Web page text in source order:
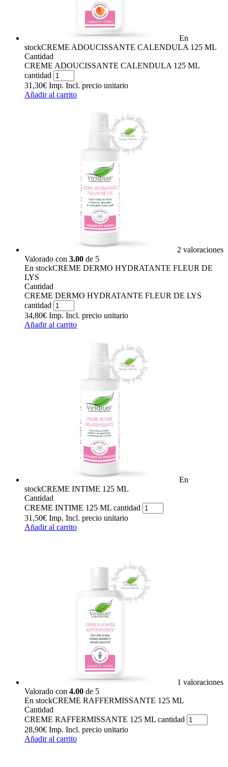
En
stockCREME ADOUCISSANTE CALENDULA 125 ML
Cantidad
CREME ADOUCISSANTE CALENDULA 125 ML
cantidad
31,30€ Imp. Incl. precio unitario
Añadir al carrito
2 valoraciones
Valorado con 3.00 de 5
En stockCREME DERMO HYDRATANTE FLEUR DE
LYS
Cantidad
CREME DERMO HYDRATANTE FLEUR DE LYS
cantidad
34,80€ Imp. Incl. precio unitario
Añadir al carrito
En
stockCREME INTIME 125 ML
Cantidad
CREME INTIME 125 ML cantidad
31,50€ Imp. Incl. precio unitario
Añadir al carrito
1 valoraciones
Valorado con 4.00 de 5
En stockCREME RAFFERMISSANTE 125 ML
Cantidad
CREME RAFFERMISSANTE 125 ML cantidad
28,90€ Imp. Incl. precio unitario
Añadir al carrito